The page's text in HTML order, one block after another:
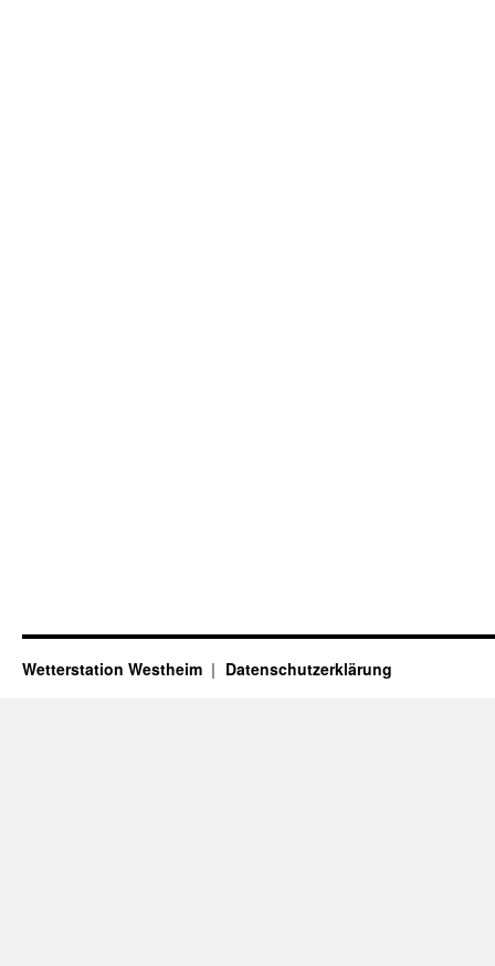
Wetterstation Westheim Datenschutzerklärung